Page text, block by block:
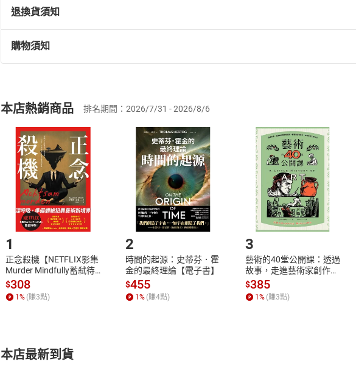
退換貨須知
退換貨規定：
(一)依消費者保護法第19條第1項後段暨通訊交易解除權合理例外情事適用
(二)消費者訂購本店鋪之商品即代表知悉本店鋪所銷售之商品為電子書，
且已下載/存取電子書，不得請求退貨退款。
退貨方式：您欲取消訂單或辦理退貨時，請登入樂天市場，並於「我的訂單
貨」，本店鋪將依您的申請進行審核，待審核通過後將為您辦理退款事宜。
請注意，樂天市場須以整筆訂單為單位進行取消/退貨，恕無法以單支商品取
購物須知
挑選商品
Choose
放入購物車
Shopping cart
登入帳號
Login
購書後，如何開始使用？
Step1.選擇閱讀載具 Step2.登入
本店熱銷商品 排名期間：2026/7/31 - 2026/8/6
1
正念殺機【NETFLIX影集
Murder Mindfully蓄弒待
發】【電子書】
$308
1 % (賺3點)
2
時間的起源：史蒂芬．霍
金的最終理論【電子書】
$455
1 % (賺4點)
3
藝術的40堂公開課：透過
故事，走進藝術家創作現
場，看藝術如何誕生、如
何形塑人類生活【電子
書】
$385
1 % (賺3點)
本店最新到貨